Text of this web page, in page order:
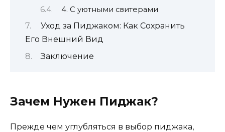
4. С уютными свитерами
Уход за Пиджаком: Как Сохранить
Его Внешний Вид
Заключение
Зачем Нужен Пиджак?
Прежде чем углубляться в выбор пиджака,